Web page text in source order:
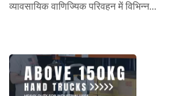
व्यावसायिक वाणिज्यिक परिवहन में विभिन्न...